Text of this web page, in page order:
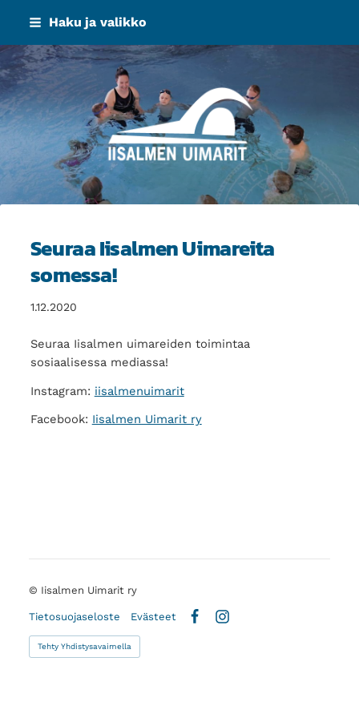
Siirry
sisältöön
Haku ja valikko
Iisalmen Uimarit ry
Seuraa Iisalmen Uimareita
somessa!
1.12.2020
Seuraa Iisalmen uimareiden toimintaa
sosiaalisessa mediassa!
Instagram: iisalmenuimarit
Facebook: Iisalmen Uimarit ry
© Iisalmen Uimarit ry
Tietosuojaseloste
Evästeet
Tehty Yhdistysavaimella